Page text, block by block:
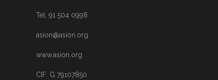
Tel. 91 504 0998
asion@asion.org
www.asion.org
CIF: G 79107850